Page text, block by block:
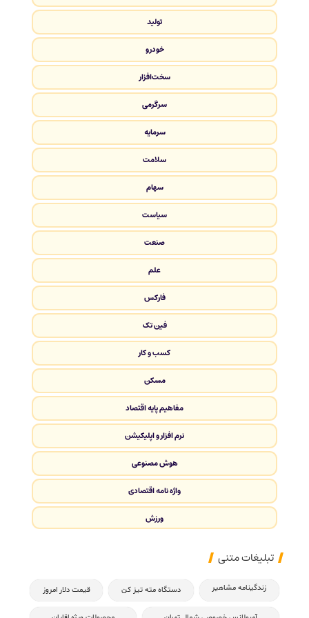
تولید
خودرو
سخت‌افزار
سرگرمی
سرمایه
سلامت
سهام
سیاست
صنعت
علم
فارکس
فین تک
کسب و کار
مسکن
مفاهیم پایه اقتصاد
نرم افزار و اپلیکیشن
هوش مصنوعی
واژه نامه اقتصادی
ورزش
تبلیغات متنی
زندگینامه مشاهیر دستگاه مته تیز کن قیمت دلار امروز